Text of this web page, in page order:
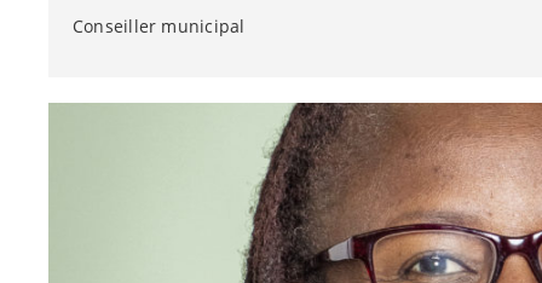
Conseiller municipal